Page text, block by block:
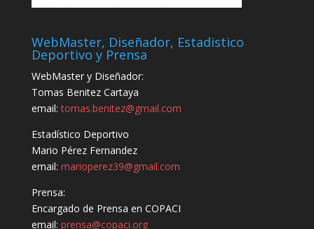
WebMaster, Diseñador, Estadistico
Deportivo y Prensa
WebMaster y Diseñador:
Tomas Benitez Cartaya
email:tomas.benitez@gmail.com
Estadístico Deportivo
Mario Pérez Fernandez
email: marioperez39@gmail.com
Prensa:
Encargado de Prensa en COPACI
email: prensa@copaci.org